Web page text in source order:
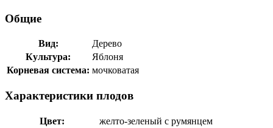
Общие
Вид:
Дерево
Культура:
Яблоня
Корневая система: мочковатая
Характеристики плодов
Цвет:
желто-зеленый с румянцем